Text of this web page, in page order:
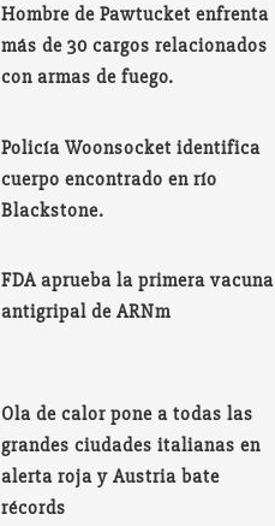
Hombre de Pawtucket enfrenta
más de 30 cargos relacionados
con armas de fuego.
Policía Woonsocket identifica
cuerpo encontrado en río
Blackstone.
FDA aprueba la primera vacuna
antigripal de ARNm
Ola de calor pone a todas las
grandes ciudades italianas en
alerta roja y Austria bate
récords